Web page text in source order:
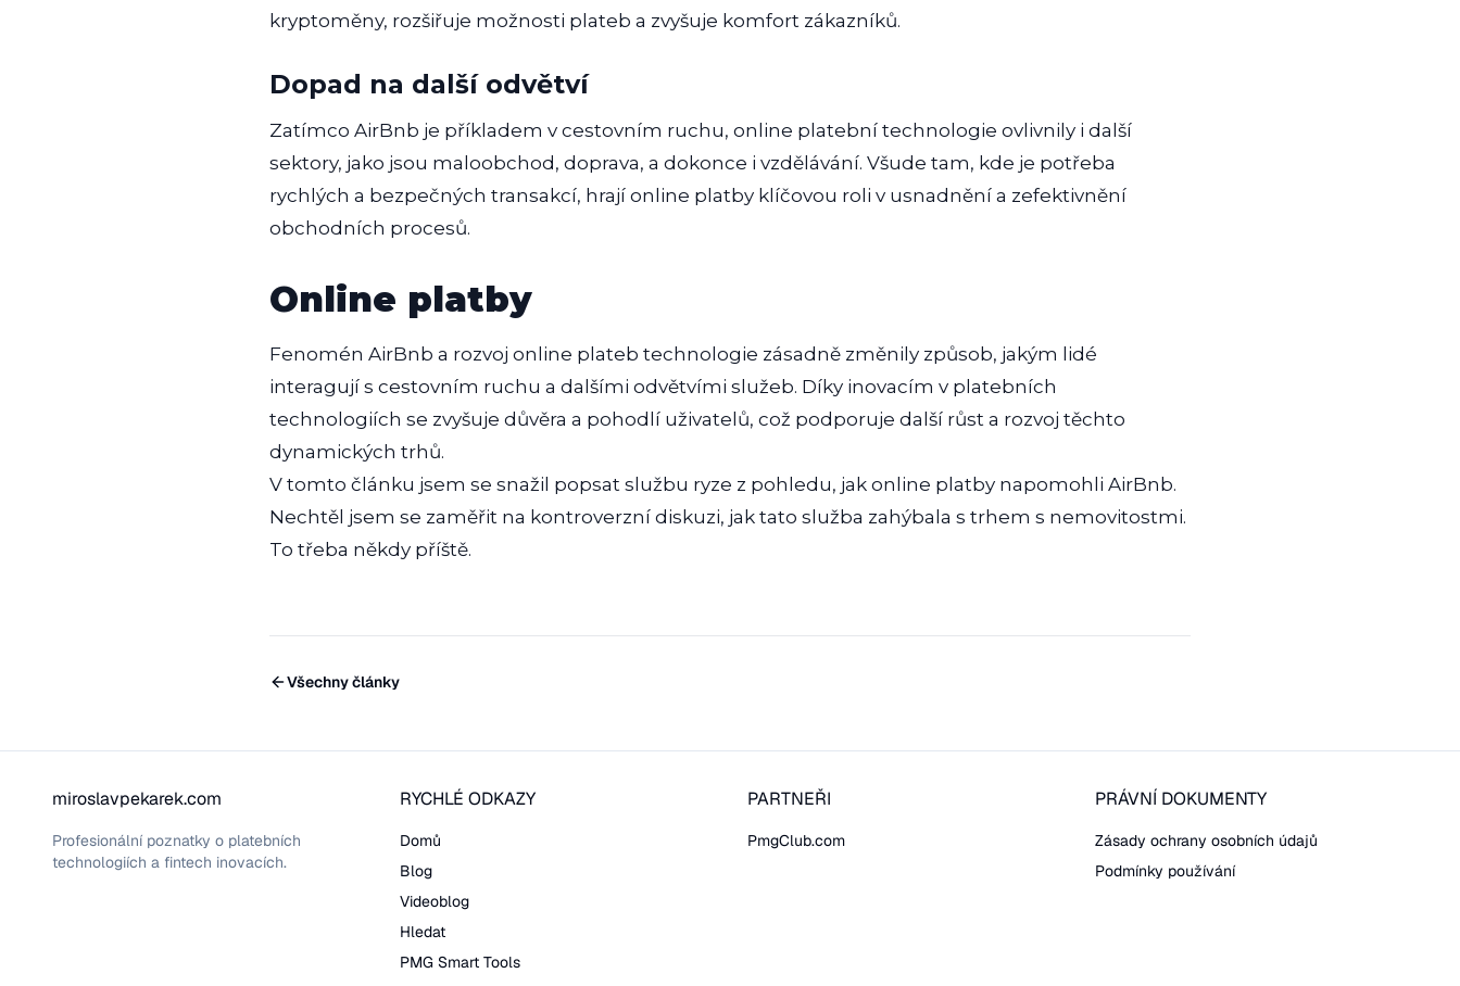
kryptoměny, rozšiřuje možnosti plateb a zvyšuje komfort zákazníků.
Dopad na další odvětví
Zatímco AirBnb je příkladem v cestovním ruchu, online platební technologie ovlivnily i další
sektory, jako jsou maloobchod, doprava, a dokonce i vzdělávání. Všude tam, kde je potřeba
rychlých a bezpečných transakcí, hrají online platby klíčovou roli v usnadnění a zefektivnění
obchodních procesů.
Online platby
Fenomén AirBnb a rozvoj online plateb technologie zásadně změnily způsob, jakým lidé
interagují s cestovním ruchu a dalšími odvětvími služeb. Díky inovacím v platebních
technologiích se zvyšuje důvěra a pohodlí uživatelů, což podporuje další růst a rozvoj těchto
dynamických trhů.
V tomto článku jsem se snažil popsat službu ryze z pohledu, jak online platby napomohli AirBnb.
Nechtěl jsem se zaměřit na kontroverzní diskuzi, jak tato služba zahýbala s trhem s nemovitostmi.
To třeba někdy příště.
Všechny články
miroslavpekarek.com
Profesionální poznatky o platebních
technologiích a fintech inovacích.
RYCHLÉ ODKAZY
Domů
Blog
Videoblog
Hledat
PMG Smart Tools
PARTNEŘI
PmgClub.com
PRÁVNÍ DOKUMENTY
Zásady ochrany osobních údajů
Podmínky používání